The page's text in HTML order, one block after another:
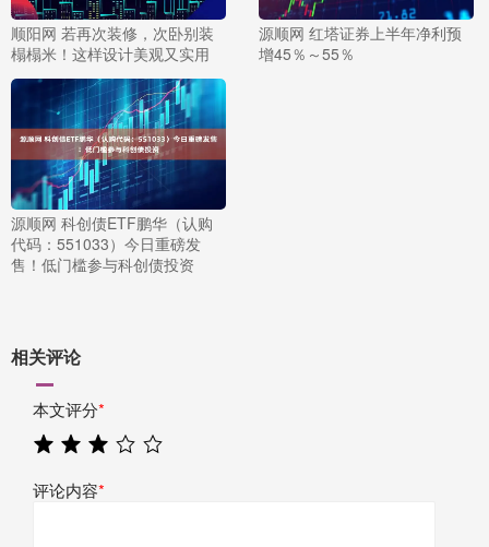
顺阳网 若再次装修，次卧别装
榻榻米！这样设计美观又实用
源顺网 红塔证券上半年净利预
增45％～55％
源顺网 科创债ETF鹏华（认购
代码：551033）今日重磅发
售！低门槛参与科创债投资
相关评论
本文评分*
评论内容*